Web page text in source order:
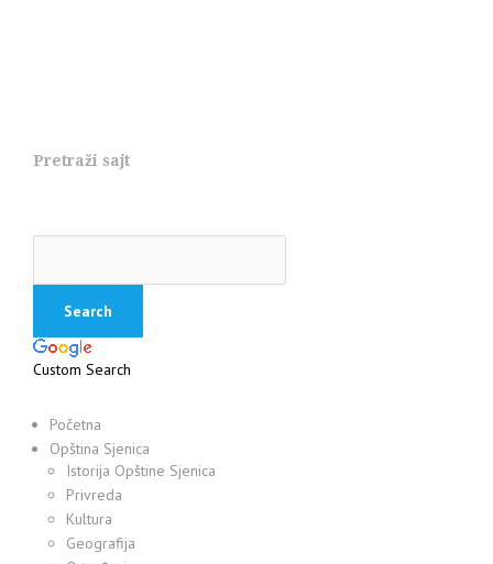
Pretraži sajt
Custom Search
Početna
Opština Sjenica
Istorija Opštine Sjenica
Privreda
Kultura
Geografija